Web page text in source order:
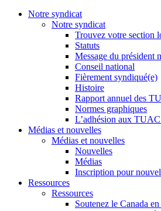
Notre syndicat
Notre syndicat
Trouvez votre section
Statuts
Message du président
Conseil national
Fièrement syndiqué(e)
Histoire
Rapport annuel des
Normes graphiques
L’adhésion aux TUAC
Médias et nouvelles
Médias et nouvelles
Nouvelles
Médias
Inscription pour
Ressources
Ressources
Soutenez le Canada